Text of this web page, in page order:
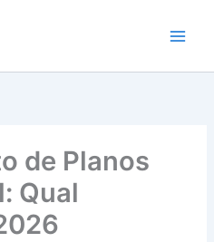
de Planos
Qual